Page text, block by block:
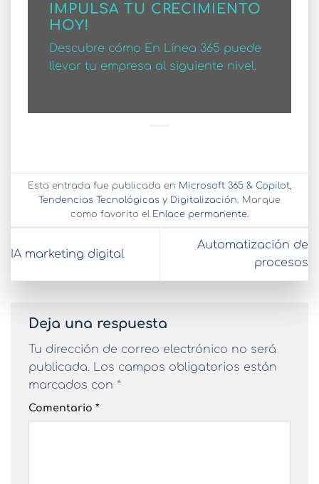
IMPULSA TU CRECIMIENTO
HOY!
Descubre cómo En Línea 365 puede
llevar tu empresa al siguiente nivel.
Esta entrada fue publicada en Microsoft 365 & Copilot,
Tendencias Tecnológicas y Digitalización . Marque
como favorito el Enlace permanente.
IA marketing digital
Automatización de
procesos
Deja una respuesta
Tu dirección de correo electrónico no será
publicada. Los campos obligatorios están
marcados con *
Comentario *